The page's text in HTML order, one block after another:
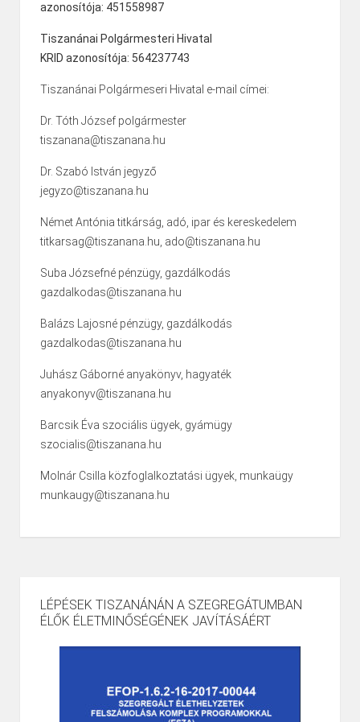
azonosítója: 451558987
Tiszanánai Polgármesteri Hivatal
KRID azonosítója: 564237743
Tiszanánai Polgármeseri Hivatal e-mail címei:
Dr. Tóth József polgármester
tiszanana@tiszanana.hu
Dr. Szabó István jegyző
jegyzo@tiszanana.hu
Német Antónia titkárság, adó, ipar és kereskedelem
titkarsag@tiszanana.hu, ado@tiszanana.hu
Suba Józsefné pénzügy, gazdálkodás
gazdalkodas@tiszanana.hu
Balázs Lajosné pénzügy, gazdálkodás
gazdalkodas@tiszanana.hu
Juhász Gáborné anyakönyv, hagyaték
anyakonyv@tiszanana.hu
Barcsik Éva szociális ügyek, gyámügy
szocialis@tiszanana.hu
Molnár Csilla közfoglalkoztatási ügyek, munkaügy
munkaugy@tiszanana.hu
LÉPÉSEK TISZANÁNÁN A SZEGREGÁTUMBAN
ÉLŐK ÉLETMINŐSÉGÉNEK JAVÍTÁSÁÉRT